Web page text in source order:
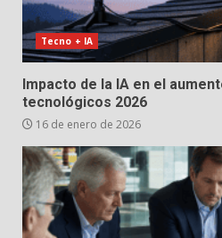
Tecno + IA
Impacto de la IA en el
tecnológicos 2026
16 de enero de 2026